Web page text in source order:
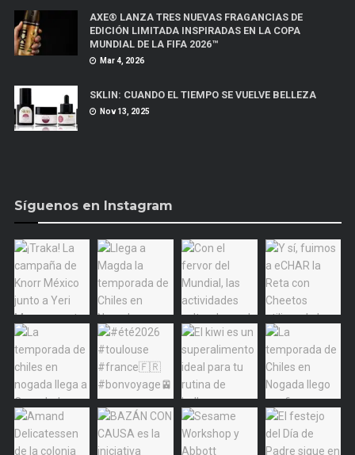
AXE® LANZA TRES NUEVAS FRAGANCIAS DE
EDICIÓN LIMITADA INSPIRADAS EN LA COPA
MUNDIAL DE LA FIFA 2026™
Mar 4, 2026
SKLIN: CUANDO EL TIEMPO SE VUELVE BELLEZA
Nov 13, 2025
Síguenos en Instagram